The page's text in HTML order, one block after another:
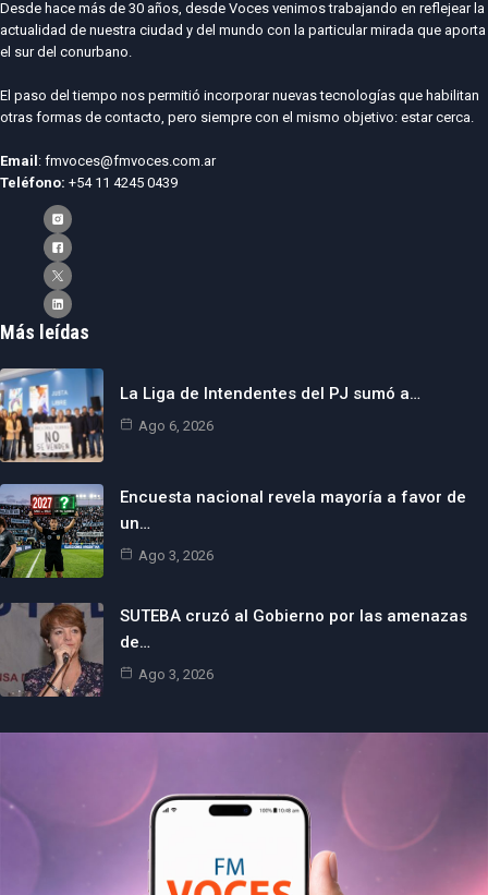
Desde hace más de 30 años, desde Voces venimos trabajando en reflejear la
actualidad de nuestra ciudad y del mundo con la particular mirada que aporta
el sur del conurbano.
El paso del tiempo nos permitió incorporar nuevas tecnologías que habilitan
otras formas de contacto, pero siempre con el mismo objetivo: estar cerca.
Email : fmvoces@fmvoces.com.ar
Teléfono: +54 11 4245 0439
Más leídas
La Liga de Intendentes del PJ sumó a…
Ago 6, 2026
Encuesta nacional revela mayoría a favor de
un…
Ago 3, 2026
SUTEBA cruzó al Gobierno por las amenazas
de…
Ago 3, 2026